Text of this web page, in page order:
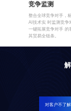
竞争监测
整合全球竞争对手，
AI技术实 时监测竞争
一键拓展竞争对手 的
其贸易全链条。
对客户不了